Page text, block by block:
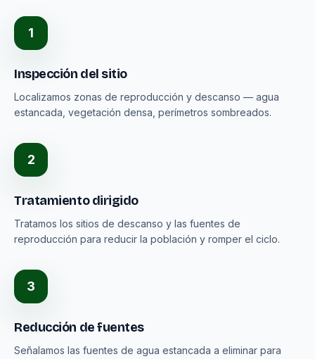
1
Inspección del sitio
Localizamos zonas de reproducción y descanso — agua
estancada, vegetación densa, perímetros sombreados.
2
Tratamiento dirigido
Tratamos los sitios de descanso y las fuentes de
reproducción para reducir la población y romper el ciclo.
3
Reducción de fuentes
Señalamos las fuentes de agua estancada a eliminar para